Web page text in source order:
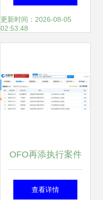
美结合
更新时间：2026-08-05
02:53:48
OFO再添执行案件
碎片化的押金困局
查看详情